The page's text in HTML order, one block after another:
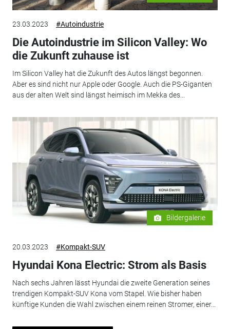
23.03.2023 #Autoindustrie
Die Autoindustrie im Silicon Valley: Wo
die Zukunft zuhause ist
Im Silicon Valley hat die Zukunft des Autos längst begonnen.
Aber es sind nicht nur Apple oder Google. Auch die PS-Giganten
aus der alten Welt sind längst heimisch im Mekka des...
Bildergalerie
20.03.2023 #Kompakt-SUV
Hyundai Kona Electric: Strom als Basis
Nach sechs Jahren lässt Hyundai die zweite Generation seines
trendigen Kompakt-SUV Kona vom Stapel. Wie bisher haben
künftige Kunden die Wahl zwischen einem reinen Stromer, einer...